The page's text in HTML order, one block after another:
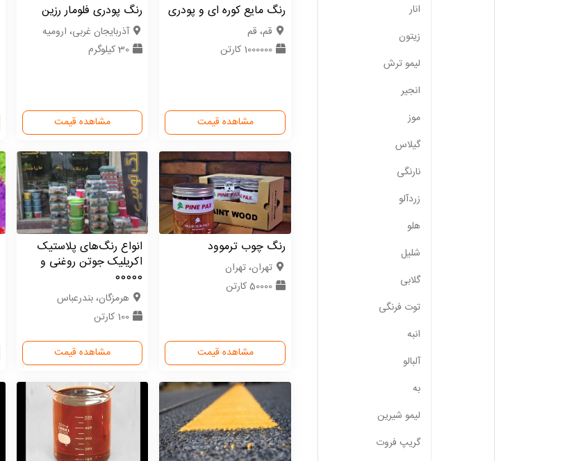
رنگ مایع کوره ای و پودری
قم، قم
1000000 کارتن
مشاهده قیمت
رنگ پودری فلومار رزین
آذربایجان غربی، ارومیه
30 کیلوگرم
مشاهده قیمت
رنگ چوب ترموود
تهران، تهران
50000 کارتن
مشاهده قیمت
انواع رنگ‌های پلاستیک
اکریلیک جوتن روغنی و
00000
هرمزگان، بندرعباس
100 کارتن
مشاهده قیمت
انار
زیتون
لیمو ترش
انجیر
موز
گیلاس
نارنگی
زردآلو
هلو
شلیل
گلابی
توت فرنگی
انبه
آلبالو
به
لیمو شیرین
گریپ فروت